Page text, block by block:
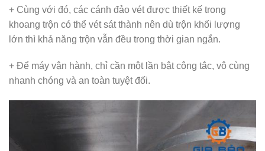
+ Cùng với đó, các cánh đảo vét được thiết kế trong
khoang trộn có thể vét sát thành nên dù trộn khối lượng
lớn thì khả năng trộn vẫn đều trong thời gian ngắn.
+ Để máy vận hành, chỉ cần một lần bật công tắc, vô cùng
nhanh chóng và an toàn tuyệt đối.